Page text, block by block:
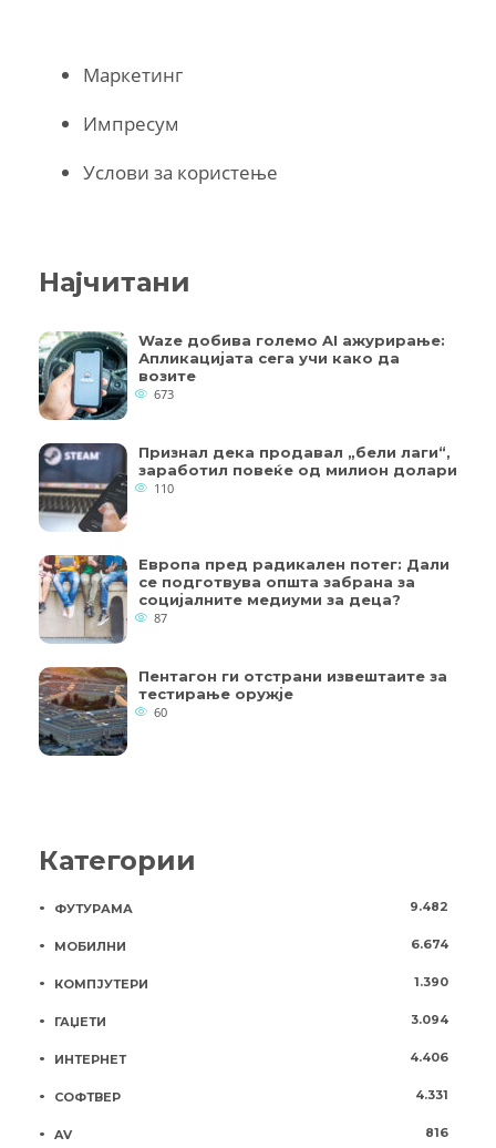
Маркетинг
Импресум
Услови за користење
Најчитани
Waze добива големо AI ажурирање:
Апликацијата сега учи како да
возите
673
Признал дека продавал „бели лаги“,
заработил повеќе од милион долари
110
Европа пред радикален потег: Дали
се подготвува општа забрана за
социјалните медиуми за деца?
87
Пентагон ги отстрани извештаите за
тестирање оружје
60
Категории
ФУТУРАМА 9.482
МОБИЛНИ 6.674
КОМПЈУТЕРИ 1.390
ГАЏЕТИ 3.094
ИНТЕРНЕТ 4.406
СОФТВЕР 4.331
AV 816